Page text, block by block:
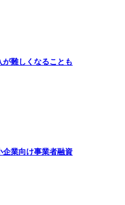
難しくなることも
企業向け事業者融資